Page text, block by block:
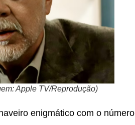
Apple TV/Reprodução)
enigmático com o número